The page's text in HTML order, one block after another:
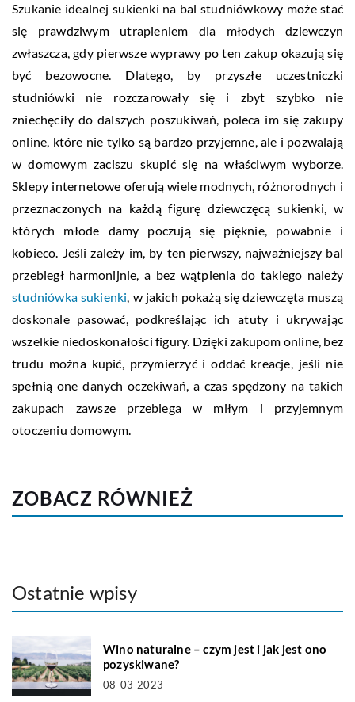
Szukanie idealnej sukienki na bal studniówkowy może stać
się prawdziwym utrapieniem dla młodych dziewczyn
zwłaszcza, gdy pierwsze wyprawy po ten zakup okazują się
być bezowocne. Dlatego, by przyszłe uczestniczki
studniówki nie rozczarowały się i zbyt szybko nie
zniechęciły do dalszych poszukiwań, poleca im się zakupy
online, które nie tylko są bardzo przyjemne, ale i pozwalają
w domowym zaciszu skupić się na właściwym wyborze.
Sklepy internetowe oferują wiele modnych, różnorodnych i
przeznaczonych na każdą figurę dziewczęcą sukienki, w
których młode damy poczują się pięknie, powabnie i
kobieco. Jeśli zależy im, by ten pierwszy, najważniejszy bal
przebiegł harmonijnie, a bez wątpienia do takiego należy
studniówka sukienki, w jakich pokażą się dziewczęta muszą
doskonale pasować, podkreślając ich atuty i ukrywając
wszelkie niedoskonałości figury. Dzięki zakupom online, bez
trudu można kupić, przymierzyć i oddać kreacje, jeśli nie
spełnią one danych oczekiwań, a czas spędzony na takich
zakupach zawsze przebiega w miłym i przyjemnym
otoczeniu domowym.
ZOBACZ RÓWNIEŻ
Ostatnie wpisy
Wino naturalne – czym jest i jak jest ono
pozyskiwane?
08-03-2023